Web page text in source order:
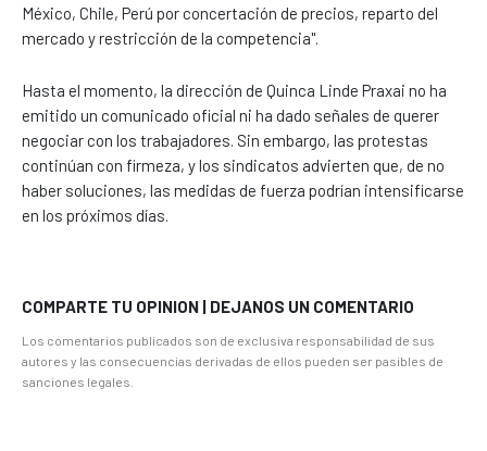
México, Chile, Perú por concertación de precios, reparto del
mercado y restricción de la competencia".
Hasta el momento, la dirección de Quinca Linde Praxai no ha
emitido un comunicado oficial ni ha dado señales de querer
negociar con los trabajadores. Sin embargo, las protestas
continúan con firmeza, y los sindicatos advierten que, de no
haber soluciones, las medidas de fuerza podrían intensificarse
en los próximos días.
COMPARTE TU OPINION | DEJANOS UN COMENTARIO
Los comentarios publicados son de exclusiva responsabilidad de sus
autores y las consecuencias derivadas de ellos pueden ser pasibles de
sanciones legales.